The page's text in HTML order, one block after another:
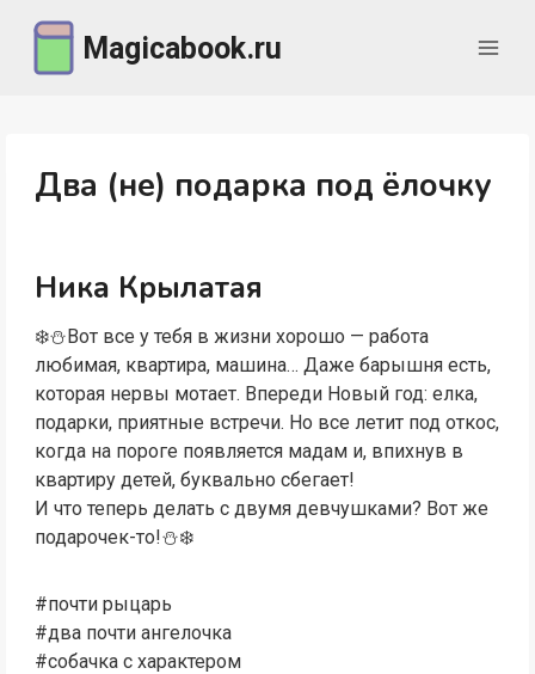
содержимому
Magicabook.ru
Два (не) подарка под ёлочку
Ника Крылатая
❄️⛄Вот все у тебя в жизни хорошо — работа
любимая, квартира, машина… Даже барышня есть,
которая нервы мотает. Впереди Новый год: елка,
подарки, приятные встречи. Но все летит под откос,
когда на пороге появляется мадам и, впихнув в
квартиру детей, буквально сбегает!
И что теперь делать с двумя девчушками? Вот же
подарочек-то!⛄❄️
#почти рыцарь
#два почти ангелочка
#собачка с характером